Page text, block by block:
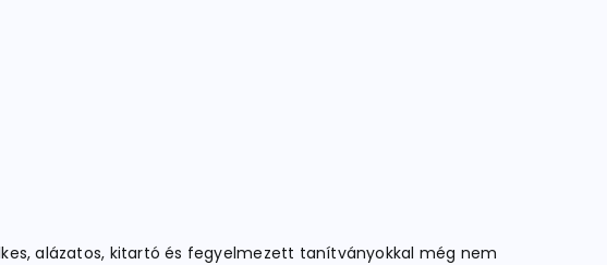
alázatos, kitartó és fegyelmezett tanítványokkal még nem